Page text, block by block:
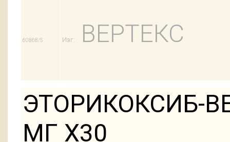
60868/5 Изг: ВЕРТЕКС
ЭТОРИКОКСИБ-
МГ Х30